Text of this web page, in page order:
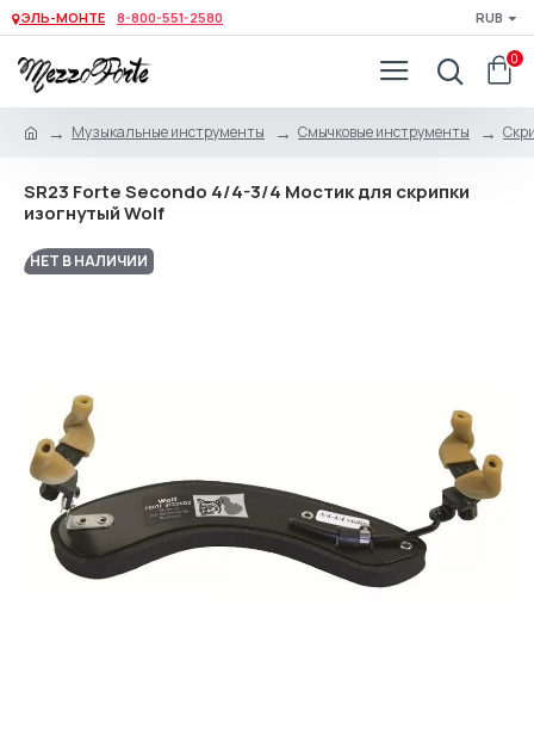
ЭЛЬ-МОНТЕ 8-800-551-2580 RUB
0
Музыкальные инструменты Смычковые инструменты
SR23 Forte Secondo 4/4-3/4 Мостик для скрипки
изогнутый Wolf
НЕТ В НАЛИЧИИ